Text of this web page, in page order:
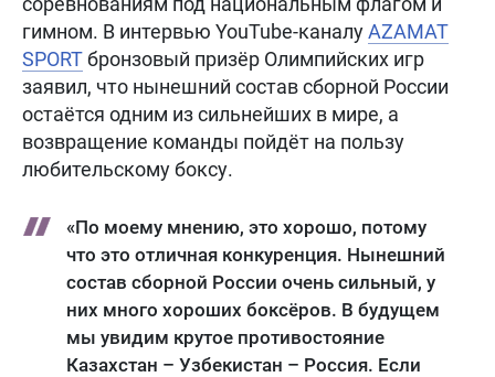
гимном. В интервью YouTube-каналуAZAMAT
SPORTбронзовый призёр Олимпийских игр
заявил, что нынешний состав сборной России
остаётся одним из сильнейших в мире, а
возвращение команды пойдёт на пользу
любительскому боксу.
«По моему мнению, это хорошо, потому
что это отличная конкуренция. Нынешний
состав сборной России очень сильный, у
них много хороших боксёров. В будущем
мы увидим крутое противостояние
Казахстан – Узбекистан – Россия. Если